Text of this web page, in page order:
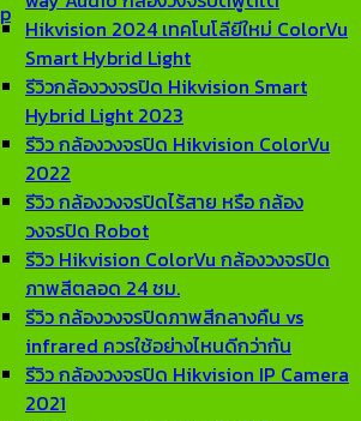
Hikvision 2024 เทคโนโลียีใหม่ ColorVu
Smart Hybrid Light
รีวิวกล้องวงจรปิด Hikvision Smart
Hybrid Light 2023
รีวิว กล้องวงจรปิด Hikvision ColorVu
2022
รีวิว กล้องวงจรปิดไร้สาย หรือ กล้อง
วงจรปิด Robot
รีวิว Hikvision ColorVu กล้องวงจรปิด
ภาพสีตลอด 24 ชม.
รีวิว กล้องวงจรปิดภาพสีกลางคืน vs
infrared ควรใช้อย่างไหนดีกว่ากัน
รีวิว กล้องวงจรปิด Hikvision IP Camera
2021